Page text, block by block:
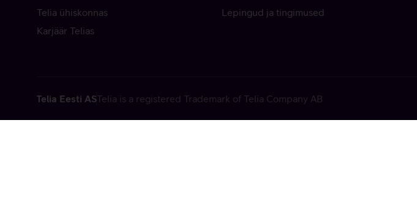
Telia ühiskonnas
Karjäär Telias
Lepingud ja tingimused
Telia Eesti ASTelia is a registered Trademark of Telia Company AB